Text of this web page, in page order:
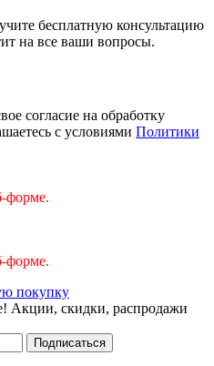
бесплатную консультацию
на все ваши вопросы.
согласие на обработку
с условиями Политики
форме.
форме.
покупку
Акции, скидки, распродажи
Подписаться